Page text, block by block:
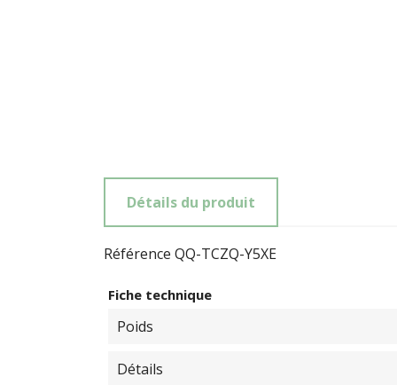
Détails du produit
Référence QQ-TCZQ-Y5XE
Fiche technique
Poids
Détails